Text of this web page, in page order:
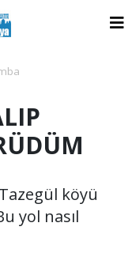
köyü
yol nasıl